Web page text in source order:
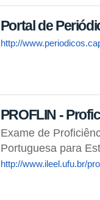
Portal de
http://
PROFLIN -
Exame de
Portuguesa para
http://www.ileel.ufu.br/